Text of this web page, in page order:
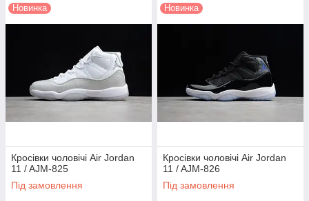
Новинка
Кросівки чоловічі Air Jordan
11 / AJM-825
Під замовлення
Новинка
Кросівки чоловічі Air Jordan
11 / AJM-826
Під замовлення